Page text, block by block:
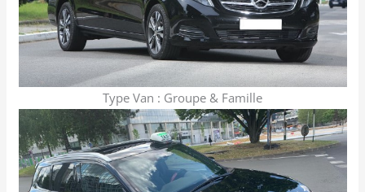
Type Van : Groupe & Famille